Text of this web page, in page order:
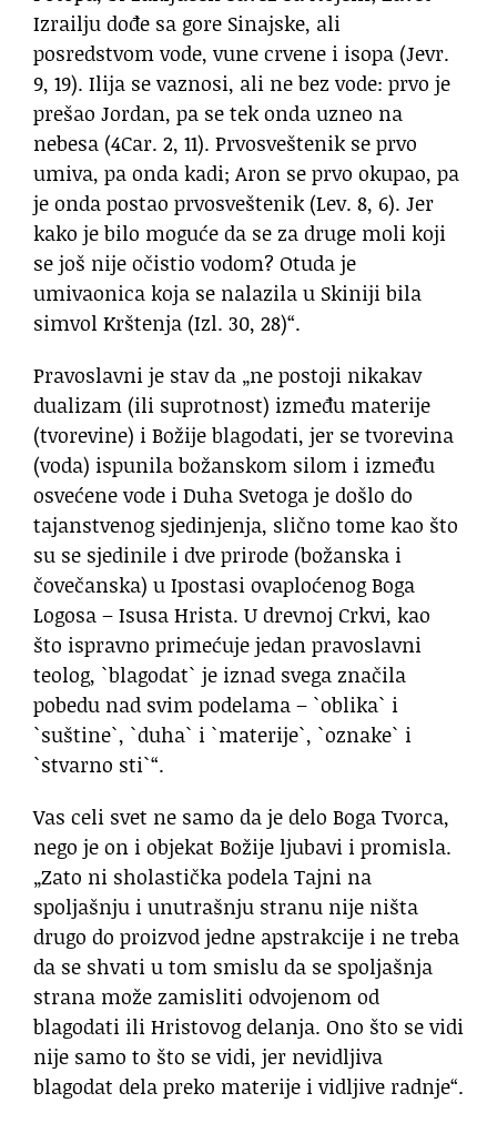
Izrailju dođe sa gore Sinajske, ali
posredstvom vode, vune crvene i isopa (Jevr.
9, 19). Ilija se vaznosi, ali ne bez vode: prvo je
prešao Jordan, pa se tek onda uzneo na
nebesa (4Car. 2, 11). Prvosveštenik se prvo
umiva, pa onda kadi; Aron se prvo okupao, pa
je onda postao prvosveštenik (Lev. 8, 6). Jer
kako je bilo moguće da se za druge moli koji
se još nije očistio vodom? Otuda je
umivaonica koja se nalazila u Skiniji bila
simvol Krštenja (Izl. 30, 28)“.
Pravoslavni je stav da „ne postoji nikakav
dualizam (ili suprotnost) između materije
(tvorevine) i Božije blagodati, jer se tvorevina
(voda) ispunila božanskom silom i između
osvećene vode i Duha Svetoga je došlo do
tajanstvenog sjedinjenja, slično tome kao što
su se sjedinile i dve prirode (božanska i
čovečanska) u Ipostasi ovaploćenog Boga
Logosa – Isusa Hrista. U drevnoj Crkvi, kao
što ispravno primećuje jedan pravoslavni
teolog, `blagodat` je iznad svega značila
pobedu nad svim podelama – `oblika` i
`suštine`, `duha` i `materije`, `oznake` i
`stvarno sti`“.
Vas celi svet ne samo da je delo Boga Tvorca,
nego je on i objekat Božije ljubavi i promisla.
„Zato ni sholastička podela Tajni na
spoljašnju i unutrašnju stranu nije ništa
drugo do proizvod jedne apstrakcije i ne treba
da se shvati u tom smislu da se spoljašnja
strana može zamisliti odvojenom od
blagodati ili Hristovog delanja. Ono što se vidi
nije samo to što se vidi, jer nevidljiva
blagodat dela preko materije i vidljive radnje“.